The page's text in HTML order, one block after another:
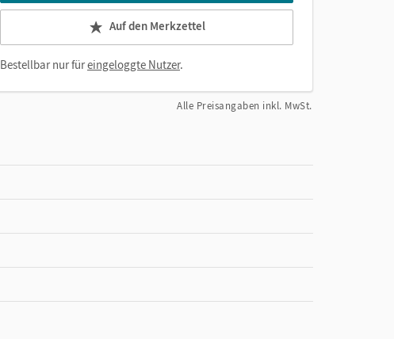
Auf den Merkzettel
Bestellbar nur füreingeloggte Nutzer.
Alle Preisangaben inkl. MwSt.